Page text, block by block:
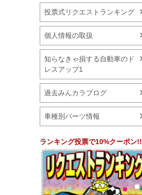
投票式リクエストランキング
個人情報の取扱
知らなきゃ損する自動車のド
レスアップ1
過去みんカラブログ
車種別パーツ情報
ランキング投票で10%クーポン!!